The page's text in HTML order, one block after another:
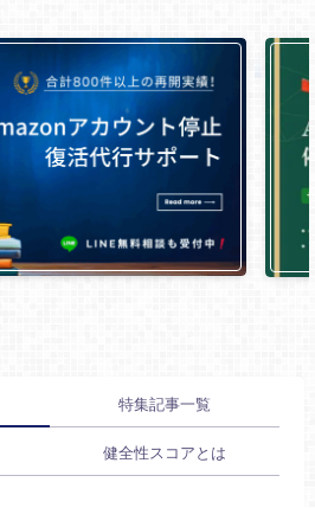
特集記事一覧
健全性スコアとは